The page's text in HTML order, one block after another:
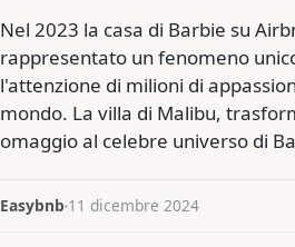
Nel 2023 la casa di Barbie su
rappresentato un fenomeno
l'attenzione di milioni di
mondo. La villa di Malibu,
omaggio al celebre universo di
Easybnb 11 dicembre 2024